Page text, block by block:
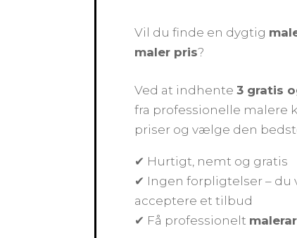
Vil du finde en dygtig
maler pris?
Ved at indhente 3 gratis
fra professionelle malere
priser og vælge den
✔ Hurtigt, nemt og gratis
✔ Ingen forpligtelser – du
acceptere et tilbud
✔ Få professionelt